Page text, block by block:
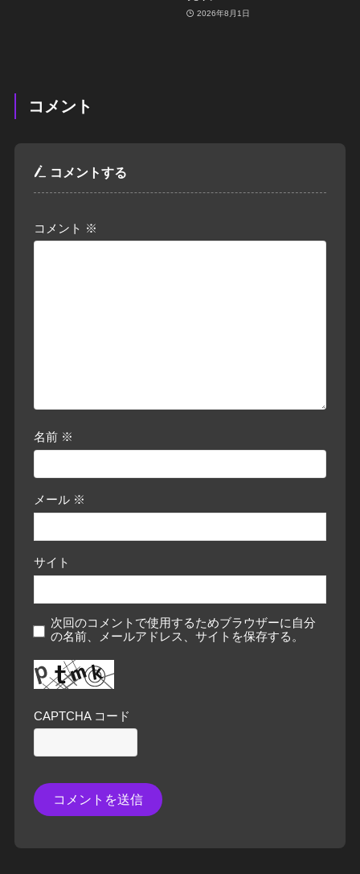
2026年8月1日
コメント
コメントする
コメント ※
名前 ※
メール ※
サイト
次回のコメントで使用するためブラウザーに自分
の名前、メールアドレス、サイトを保存する。
CAPTCHA コード